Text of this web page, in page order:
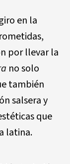
en la
por llevar la
no solo
también
salsera y
que
latina.